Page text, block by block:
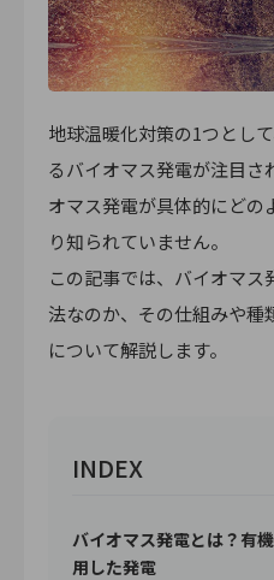
地球温暖化対策の1つとし
るバイオマス発電が注目さ
オマス発電が具体的にどの
り知られていません。
この記事では、バイオマ
法なのか、その仕組みや種
について解説します。
INDEX
バイオマス発電とは？有
用した発電